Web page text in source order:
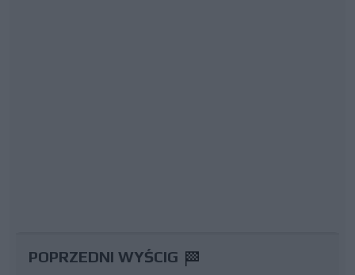
POPRZEDNI WYŚCIG